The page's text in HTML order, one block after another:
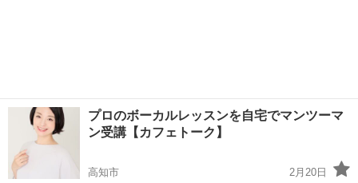
プロのボーカルレッスンを自宅でマンツーマ
ン受講【カフェトーク】
高知市
2月20日